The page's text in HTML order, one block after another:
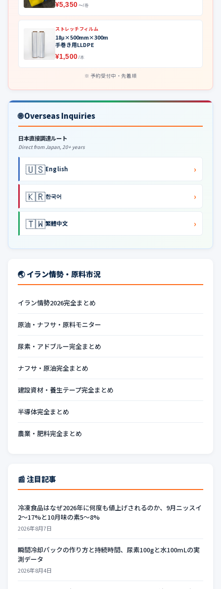
¥5,350 〜/巻
ストレッチフィルム
18μ×500mm×300m
手巻き用LLDPE
¥1,500 /本
予約受付中・先着順
🌐 Overseas Inquiries
日本直接調達ルート
Direct from Japan, 20+ years
🇺🇸English ›
🇰🇷한국어 ›
🇹🇼繁體中文 ›
🌏 イラン情勢・原料市況
イラン情勢2026完全まとめ
原油・ナフサ・原料モニター
尿素・アドブルー完全まとめ
ナフサ・原油完全まとめ
建設資材・養生テープ完全まとめ
半導体完全まとめ
農業・肥料完全まとめ
📰 注目記事
冷凍食品はなぜ2026年に何度も値上げされるのか、9月ニッスイ
2〜17%と10月味の素5〜8%
2026年8月7日
瞬間冷却パックの作り方と持続時間、尿素100gと水100mLの実
測データ
2026年8月4日